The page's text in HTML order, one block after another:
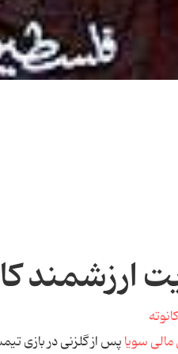
ارزشمند
سویاپس از گلزنی در بازی